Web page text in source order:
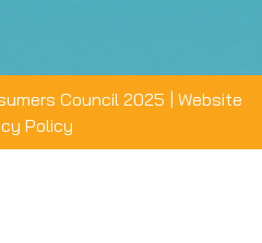
Council 2025 | Website
Policy